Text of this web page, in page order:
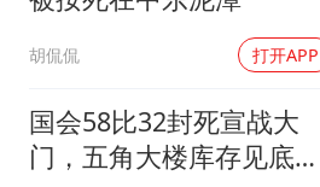
胡侃侃 打开APP
国会58比32封死宣战大
门，五角大楼库存见底，